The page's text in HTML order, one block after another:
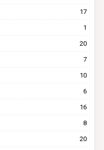
17
1
20
7
10
6
16
8
20